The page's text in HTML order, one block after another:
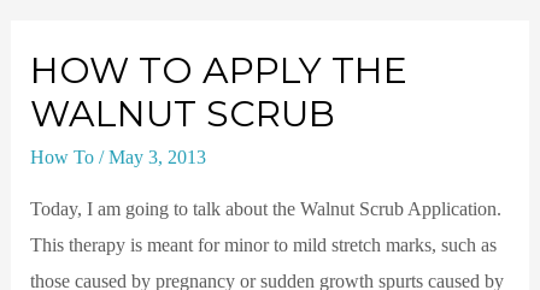
HOW TO APPLY THE
WALNUT SCRUB
How To /May 3, 2013
Today, I am going to talk about the Walnut Scrub Application.
This therapy is meant for minor to mild stretch marks, such as
those caused by pregnancy or sudden growth spurts caused by